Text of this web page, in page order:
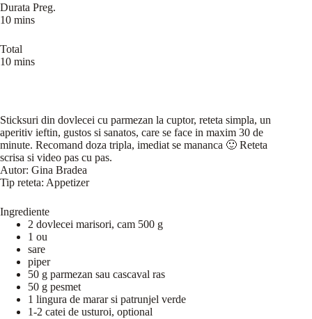
Durata Preg.
10 mins
Total
10 mins
Sticksuri din dovlecei cu parmezan la cuptor, reteta simpla, un
aperitiv ieftin, gustos si sanatos, care se face in maxim 30 de
minute. Recomand doza tripla, imediat se mananca 🙂 Reteta
scrisa si video pas cu pas.
Autor: Gina Bradea
Tip reteta: Appetizer
Ingrediente
2 dovlecei marisori, cam 500 g
1 ou
sare
piper
50 g parmezan sau cascaval ras
50 g pesmet
1 lingura de marar si patrunjel verde
1-2 catei de usturoi, optional